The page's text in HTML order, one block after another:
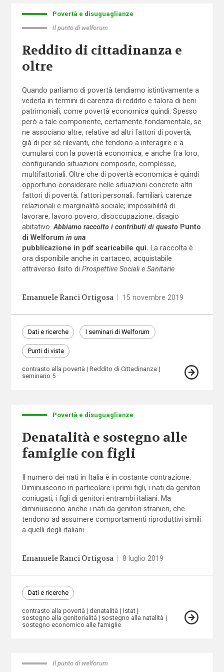
Povertà e disuguaglianze
Il punto di welforum
Reddito di cittadinanza e
oltre
Quando parliamo di povertà tendiamo istintivamente a
vederla in termini di carenza di reddito e talora di beni
patrimoniali, come povertà economica quindi. Spesso
però a tale componente, certamente fondamentale, se
ne associano altre, relative ad altri fattori di povertà,
già di per sé rilevanti, che tendono a interagire e a
cumularsi con la povertà economica, e anche fra loro,
configurando situazioni composite, complesse,
multifattoriali. Oltre che di povertà economica è quindi
opportuno considerare nelle situazioni concrete altri
fattori di povertà: fattori personali; familiari; carenze
relazionali e marginalità sociale; impossibilità di
lavorare, lavoro povero, disoccupazione; disagio
abitativo.Abbiamo raccolto i contributi di questo Punto
di Welforum in una
pubblicazione in pdf scaricabile qui. La raccolta è
ora disponibile anche in cartaceo, acquistabile
attraverso il sito di Prospettive Sociali e Sanitarie
Emanuele Ranci Ortigosa 15 novembre 2019
Dati e ricerche I seminari di Welforum
Punti di vista
contrasto alla povertà
Reddito di Cittadinanza
seminario 5
Povertà e disuguaglianze
Denatalità e sostegno alle
famiglie con figli
Il numero dei nati in Italia è in costante contrazione.
Diminuiscono in particolare i primi figli, i nati da genitori
coniugati, i figli di genitori entrambi italiani. Ma
diminuiscono anche i nati da genitori stranieri, che
tendono ad assumere comportamenti riproduttivi simili
a quelli degli italiani.
Emanuele Ranci Ortigosa 8 luglio 2019
Dati e ricerche
contrasto alla povertà denatalità
Istat
sostegno alla genitorialità
sostegno alla natalità
sostegno economico alle famiglie
Il punto di welforum